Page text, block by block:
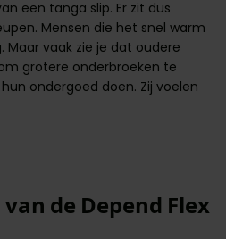
een tanga slip. Er zit dus
Mensen die het snel warm
vaak zie je dat oudere
grotere onderbroeken te
ondergoed doen. Zij voelen
de Depend Flex